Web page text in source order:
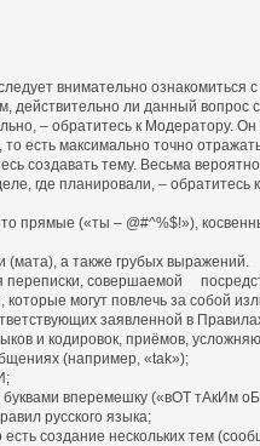
внимательно ознакомиться
действительно ли данный вопрос
– обратитесь к Модератору. Он
есть максимально точно
создавать тему. Весьма
где планировали, –
(«ты – @#^%$!»),
а также грубых выражений.
совершаемой
могут повлечь за собой
заявленной в
и кодировок, приёмов,
(например, «tak»);
вперемешку («вОТ тАкИм
русского языка;
создание нескольких тем